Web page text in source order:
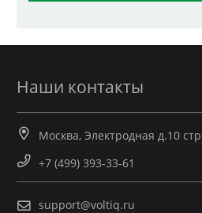
Наши контакты
Москва, Электродная д.10
+7 (499) 393-33-61
support@voltiq.ru